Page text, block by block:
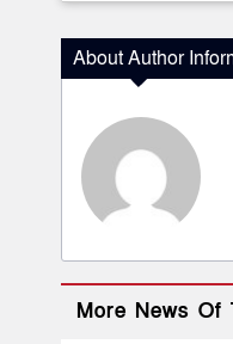
About Author
More News Of